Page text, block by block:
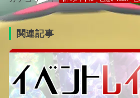
関連記事